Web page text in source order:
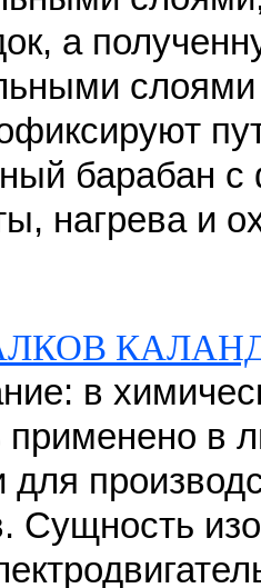
а
барабан
нагрева и
в
в
для
Сущность